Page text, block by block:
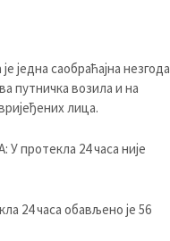
саобраћајна незгода
путничка возила и на
лица.
24 часа није
часа обављено је 56